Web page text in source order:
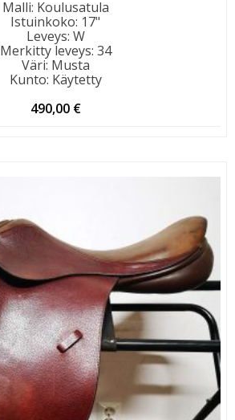
Malli: Koulusatula
Istuinkoko: 17"
Leveys: W
Merkitty leveys: 34
Väri: Musta
Kunto: Käytetty
490,00 €